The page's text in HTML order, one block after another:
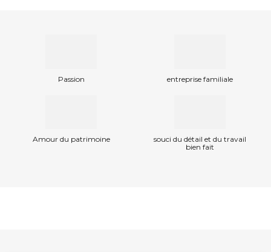
Passion entreprise familiale
Amour du patrimoine
souci du détail et du travail
bien fait